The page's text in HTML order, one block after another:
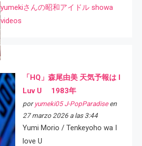
yumekiさんの昭和アイドル showa
videos
「HQ」森尾由美 天気予報は I
Luv U 1983年
por yumeki05 J-PopParadiseen
27 marzo 2026 a las 3:44
Yumi Morio / Tenkeyoho wa I
love U